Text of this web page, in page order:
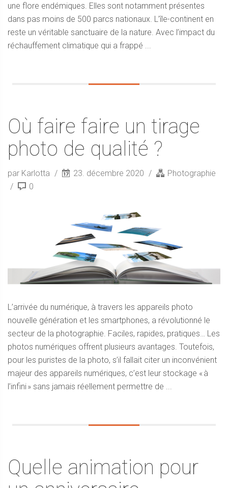
une flore endémiques. Elles sont notamment présentes
dans pas moins de 500 parcs nationaux. L’île-continent en
reste un véritable sanctuaire de la nature. Avec l’impact du
réchauffement climatique qui a frappé ...
Où faire faire un tirage
photo de qualité ?
par Karlotta 23. décembre 2020
Photographie
0
L’arrivée du numérique, à travers les appareils photo
nouvelle génération et les smartphones, a révolutionné le
secteur de la photographie. Faciles, rapides, pratiques… Les
photos numériques offrent plusieurs avantages. Toutefois,
pour les puristes de la photo, s’il fallait citer un inconvénient
majeur des appareils numériques, c’est leur stockage « à
l’infini » sans jamais réellement permettre de ...
Quelle animation pour